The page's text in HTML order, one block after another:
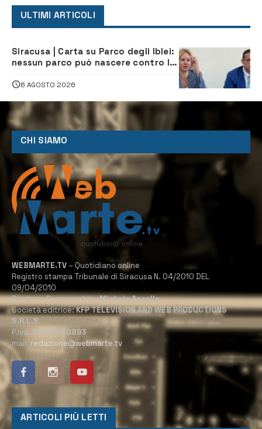
ULTIMI ARTICOLI
Siracusa | Carta su Parco degli Iblei:
nessun parco può nascere contro le
6 AGOSTO 2026
CHI SIAMO
WEBMARTE.TV – Quotidiano online
Registro stampa Tribunale di Siracusa N. 04/2010 DEL
09/04/2010
Direttore Responsabile:Michele Accolla
Società editrice:KFP TELEVISION AND WEB PRODUCTIONS
S.R.L.S.
P.Iva: 02184950893
mail: redazione@webmarte.tv
ARTICOLI PIÙ LETTI